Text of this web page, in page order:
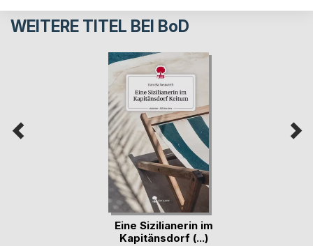
WEITERE TITEL BEI BoD
Eine Sizilianerin im
Kapitänsdorf (...)